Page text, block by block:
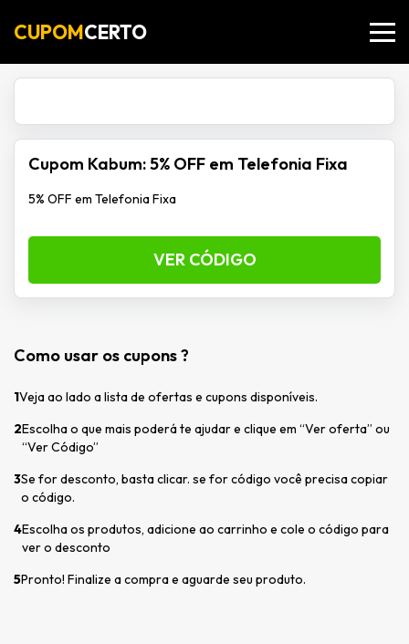
CUPOMCERTO
Cupom Kabum: 5% OFF em Telefonia Fixa
5% OFF em Telefonia Fixa
VER CÓDIGO
Como usar os cupons ?
1Veja ao lado a lista de ofertas e cupons disponíveis.
2Escolha o que mais poderá te ajudar e clique em “Ver oferta” ou
“Ver Código”
3Se for desconto, basta clicar. se for código você precisa copiar
o código.
4Escolha os produtos, adicione ao carrinho e cole o código para
ver o desconto
5Pronto! Finalize a compra e aguarde seu produto.